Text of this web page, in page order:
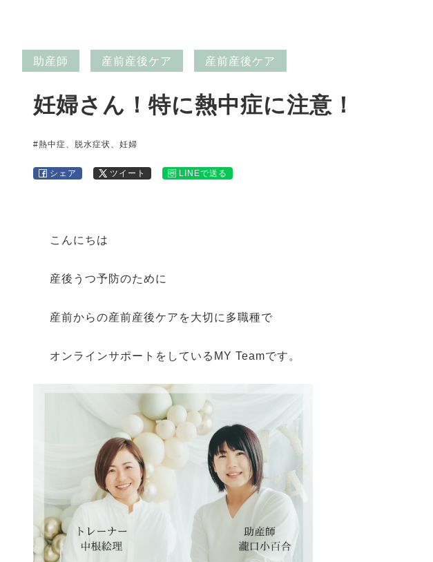
助産師 産前産後ケア 産前産後ケア
妊婦さん！特に熱中症に注意！
#熱中症、脱水症状、妊婦
シェア ツイート LINEで送る
こんにちは
産後うつ予防のために
産前からの産前産後ケアを大切に多職種で
オンラインサポートをしているMY Teamです。